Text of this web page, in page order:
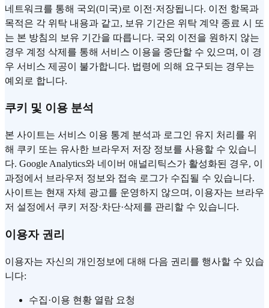
네트워크를 통해 국외(미국)로 이전·저장됩니다. 이전 항목과
목적은 각 위탁 내용과 같고, 보유 기간은 위탁 계약 종료 시 또
는 본 방침의 보유 기간을 따릅니다. 국외 이전을 원하지 않는
경우 계정 삭제를 통해 서비스 이용을 중단할 수 있으며, 이 경
우 서비스 제공이 불가합니다. 법령에 의해 요구되는 경우는
예외로 합니다.
쿠키 및 이용 분석
본 사이트는 서비스 이용 통계 분석과 로그인 유지 처리를 위
해 쿠키 또는 유사한 브라우저 저장 정보를 사용할 수 있습니
다. Google Analytics와 네이버 애널리틱스가 활성화된 경우, 이
과정에서 브라우저 정보와 접속 로그가 수집될 수 있습니다.
사이트는 현재 자체 광고를 운영하지 않으며, 이용자는 브라우
저 설정에서 쿠키 저장·차단·삭제를 관리할 수 있습니다.
이용자 권리
이용자는 자신의 개인정보에 대해 다음 권리를 행사할 수 있습
니다:
수집·이용 현황 열람 요청